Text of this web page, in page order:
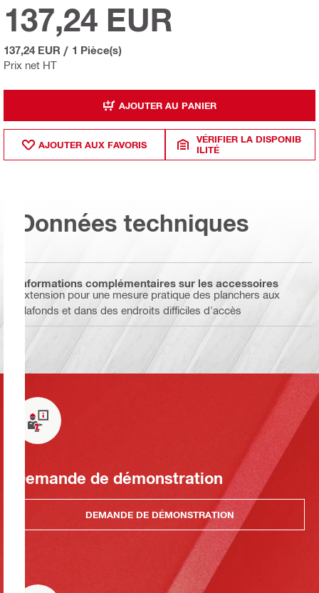
Prix net HT
137,24 EUR
137,24 EUR / 1 Pièce(s)
AJOUTER AU PANIER
AJOUTER AUX FAVORIS
VÉRIFIER LA DISPONIB
ILITÉ
Données techniques
Informations complémentaires sur les accessoires
Extension pour une mesure pratique des planchers aux
plafonds et dans des endroits difficiles d'accès
Demande de démonstration
DEMANDE DE DÉMONSTRATION